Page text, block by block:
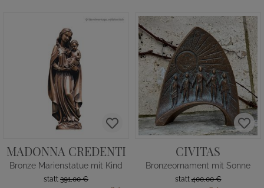
MADONNA CREDENTI
Bronze Marienstatue mit Kind
statt 391,00 €
CIVITAS
Bronzeornament mit Sonne
statt400,00 €